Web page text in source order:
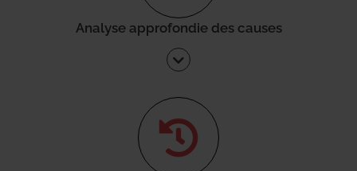
Analyse approfondie des causes